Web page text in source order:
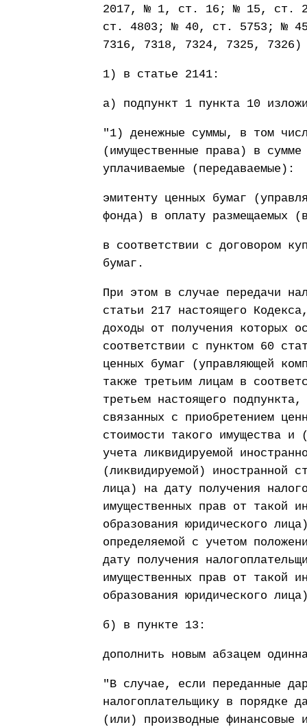
2017, № 1, ст. 16; № 15, ст.
ст. 4803; № 40, ст. 5753; №
7316, 7318, 7324, 7325, 7326)
1) в статье 2141:
а) подпункт 1 пункта 10
"1) денежные суммы, в том
(имущественные права) в
уплачиваемые (передаваемые):
эмитенту ценных бумаг
фонда) в оплату размещаемых
в соответствии с договором
бумаг.
При этом в случае передачи
статьи 217 настоящего
доходы от получения которых
соответствии с пунктом 60
ценных бумаг (управляющей
также третьим лицам в
третьем настоящего
связанных с приобретением
стоимости такого имущества и
учета ликвидируемой
(ликвидируемой) иностранной
лица) на дату получения
имущественных прав от такой
образования юридического
определяемой с учетом
дату получения
имущественных прав от такой
образования юридического
б) в пункте 13:
дополнить новым абзацем
"В случае, если переданные
налогоплательщику в порядке
(или) производные финансовые